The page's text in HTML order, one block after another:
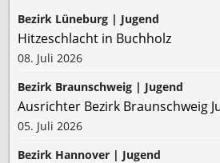
Bezirk Lüneburg | Jugend
Hitzeschlacht in Buchholz
08. Juli 2026
Bezirk Braunschweig | Jugend
Ausrichter Bezirk Braunschweig
05. Juli 2026
Bezirk Hannover | Jugend